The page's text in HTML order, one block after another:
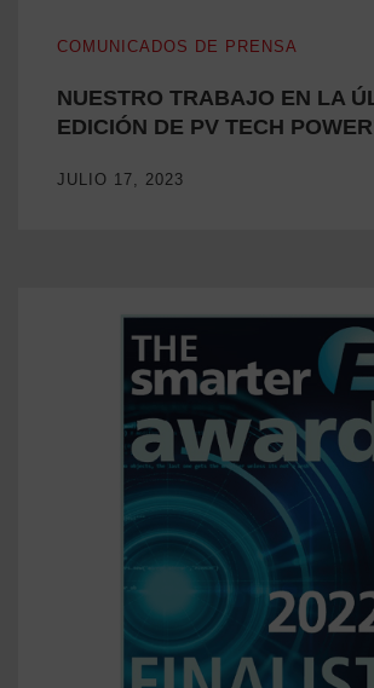
COMUNICADOS DE PRENSA
NUESTRO TRABAJO EN LA
EDICIÓN DE PV TECH
JULIO 17, 2023